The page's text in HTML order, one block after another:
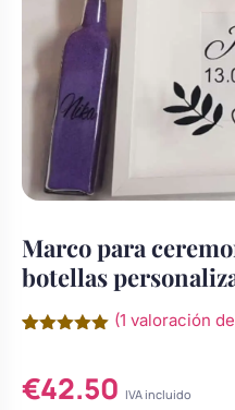
personalizadas
de boda
personalizados
de flores
Árboles de Huellas
Comunión
Batas de comunión
para niña
Chocolatinas
Comuniones
Coronas y tocados
para niña
Cuadros personalizados
Copas personalizadas
Grabados Láser en Madera
Marco para
botellas
de 5 en
base a
(1 valoración
€42.50 IVA incluido